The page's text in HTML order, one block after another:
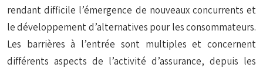
rendant difficile l’émergence de nouveaux concurrents et
le développement d’alternatives pour les consommateurs.
Les barrières à l’entrée sont multiples et concernent
différents aspects de l’activité d’assurance, depuis les